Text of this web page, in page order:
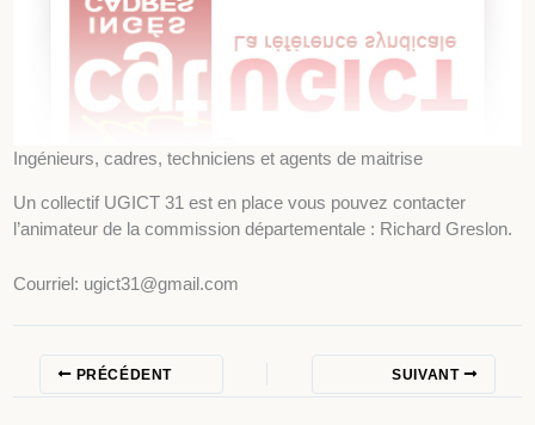
Ingénieurs, cadres, techniciens et agents de maitrise
Un collectif UGICT 31 est en place vous pouvez contacter
l’animateur de la commission départementale : Richard Greslon.
Courriel: ugict31@gmail.com
PRÉCÉDENT SUIVANT